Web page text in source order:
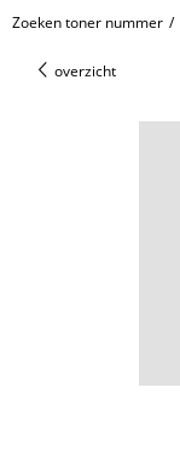
Zoeken toner nummer /
overzicht